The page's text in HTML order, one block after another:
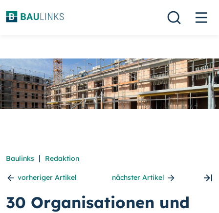
Baulinks | Redaktion
vorheriger Artikel nächster Artikel
30 Organisationen und